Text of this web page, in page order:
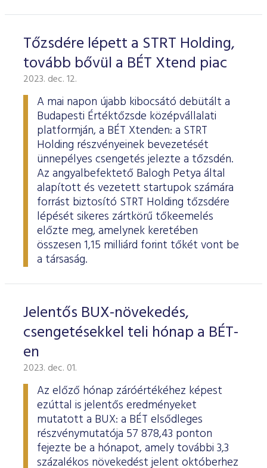
Tőzsdére lépett a STRT Holding,
tovább bővül a BÉT Xtend piac
2023. dec. 12.
A mai napon újabb kibocsátó debütált a
Budapesti Értéktőzsde középvállalati
platformján, a BÉT Xtenden: a STRT
Holding részvényeinek bevezetését
ünnepélyes csengetés jelezte a tőzsdén.
Az angyalbefektető Balogh Petya által
alapított és vezetett startupok számára
forrást biztosító STRT Holding tőzsdére
lépését sikeres zártkörű tőkeemelés
előzte meg, amelynek keretében
összesen 1,15 milliárd forint tőkét vont be
a társaság.
Jelentős BUX-növekedés,
csengetésekkel teli hónap a BÉT-
en
2023. dec. 01.
Az előző hónap záróértékéhez képest
ezúttal is jelentős eredményeket
mutatott a BUX: a BÉT elsődleges
részvénymutatója 57 878,43 ponton
fejezte be a hónapot, amely további 3,3
százalékos növekedést jelent októberhez